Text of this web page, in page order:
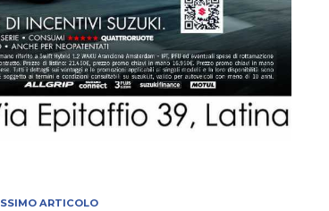
ARTICOLO